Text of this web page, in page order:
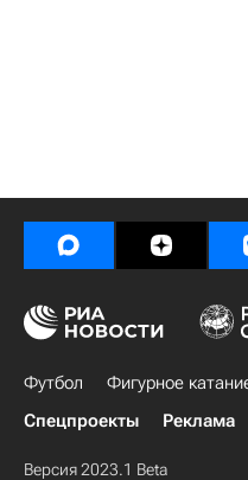
Футбол Фигурное
Спецпроекты
Реклама
Версия 2023.1 Beta